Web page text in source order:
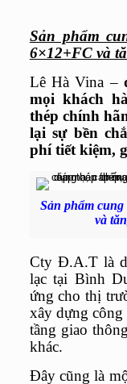
Sản phẩm
6×12+FC và
Lê Hà Vina –
mọi khách
thép chính
lại sự bền
phí tiết kiệm,
Sản phẩm
và
Cty Đ.A.T là
lạc tại Bình
ứng cho thị
xây dựng
tầng giao
khác.
Đây cũng là